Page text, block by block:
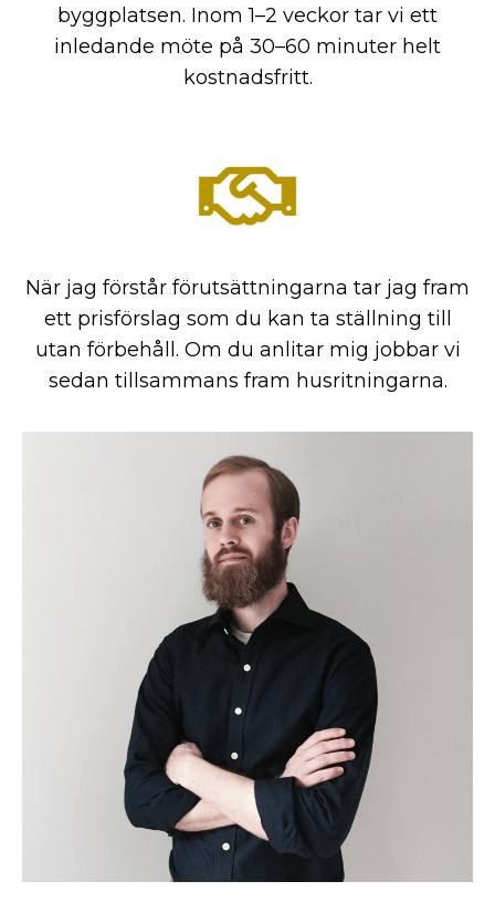
byggplatsen. Inom 1–2 veckor tar vi ett
inledande möte på 30–60 minuter helt
kostnadsfritt.
När jag förstår förutsättningarna tar jag fram
ett prisförslag som du kan ta ställning till
utan förbehåll. Om du anlitar mig jobbar vi
sedan tillsammans fram husritningarna.